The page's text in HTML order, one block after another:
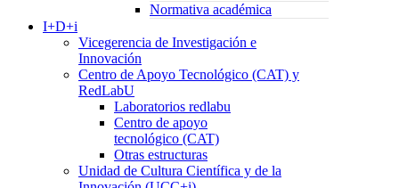
Normativa académica
I+D+i
Vicegerencia de Investigación e
Innovación
Centro de Apoyo Tecnológico (CAT) y
RedLabU
Laboratorios redlabu
Centro de apoyo
tecnológico (CAT)
Otras estructuras
Unidad de Cultura Científica y de la